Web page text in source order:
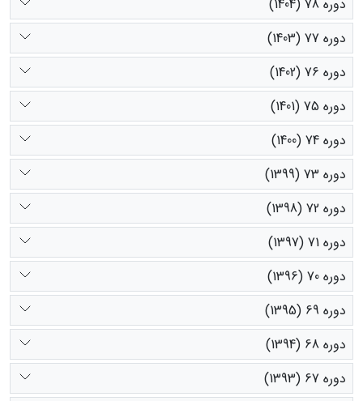
دوره 78 (1404)
دوره 77 (1403)
دوره 76 (1402)
دوره 75 (1401)
دوره 74 (1400)
دوره 73 (1399)
دوره 72 (1398)
دوره 71 (1397)
دوره 70 (1396)
دوره 69 (1395)
دوره 68 (1394)
دوره 67 (1393)